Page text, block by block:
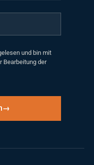
und bin mit
Bearbeitung der